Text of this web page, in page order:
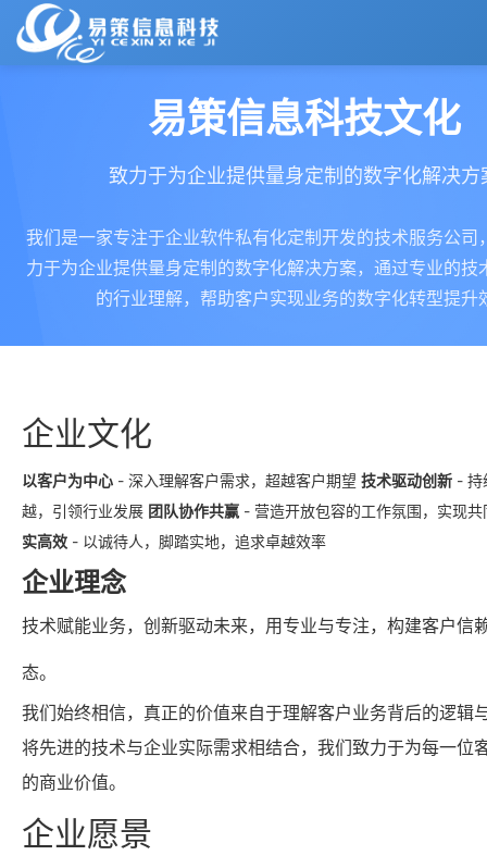
首页
项目案例
免费版、多端点
商经营方案，满
足开发者二开与
商家运营需求
标准版商城系
统 (PHP)
免费版、多端点
商经营方案，满
足开发者二开与
商家运营需求
标准版商城系
统 (PHP)
免费版、多端点
商经营方案，满
足开发者二开与
商家运营需求
标准版商城系
免费版、多端点
配货能力让众电
商经营方案，满
商家运营需求
标准版商城系
商经营方案，满
足开发者二开与
商家运营需求
易策信息科技文化
致力于为企业提供量身定制的数字化解决方
我们是一家专注于企业软件私有化定制开发的技术服务公司
力于为企业提供量身定制的数字化解决方案，通过专业的技
的行业理解，帮助客户实现业务的数字化转型提升
企业文化
以客户为中心 - 深入理解客户需求，超越客户期望 技术驱动创新 - 持
越，引领行业发展 团队协作共赢 - 营造开放包容的工作氛围，实现
实高效 - 以诚待人，脚踏实地，追求卓越效率
企业理念
技术赋能业务，创新驱动未来，用专业与专注，构建客户信
态。
我们始终相信，真正的价值来自于理解客户业务背后的逻辑
将先进的技术与企业实际需求相结合，我们致力于为每一位
的商业价值。
企业愿景